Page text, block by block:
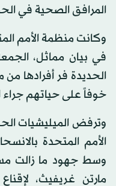
المرافق الصحية في
وكانت منظمة الأمم
الحديدة فر أفرادها
خوفاً على حياتهم جراء
وترفض الميليشيات
الأمم المتحدة
وسط جهود ما زالت
مارتن غريفيث،